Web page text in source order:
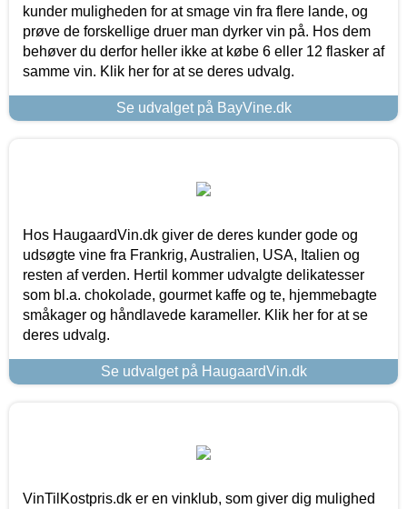
kunder muligheden for at smage vin fra flere lande, og
prøve de forskellige druer man dyrker vin på. Hos dem
behøver du derfor heller ikke at købe 6 eller 12 flasker af
samme vin. Klik her for at se deres udvalg.
Se udvalget på BayVine.dk
Hos HaugaardVin.dk giver de deres kunder gode og
udsøgte vine fra Frankrig, Australien, USA, Italien og
resten af verden. Hertil kommer udvalgte delikatesser
som bl.a. chokolade, gourmet kaffe og te, hjemmebagte
småkager og håndlavede karameller. Klik her for at se
deres udvalg.
Se udvalget på HaugaardVin.dk
VinTilKostpris.dk er en vinklub, som giver dig mulighed